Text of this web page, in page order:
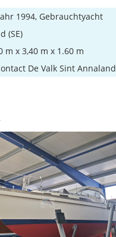
1994, Gebrauchtyacht
(SE)
m x 3,40 m x 1.60 m
De Valk Sint Annaland